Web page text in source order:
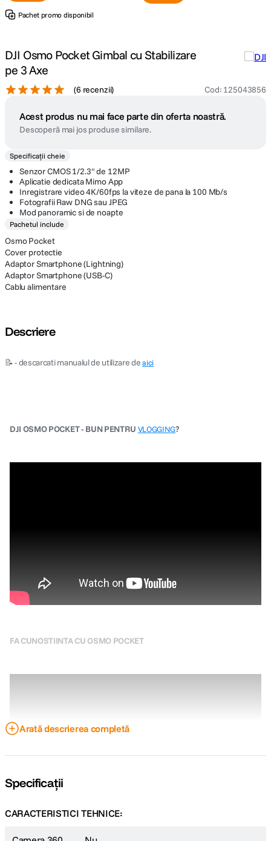
Pachet promo disponibil
DJI Osmo Pocket Gimbal cu Stabilizare
pe 3 Axe
(6 recenzii) Cod: 125043856
Acest produs nu mai face parte din oferta noastră.
Descoperă mai jos produse similare.
Specificații cheie
Senzor CMOS 1/2.3" de 12MP
Aplicatie dedicata Mimo App
Inregistrare video 4K/60fps la viteze de pana la 100 Mb/s
Fotografii Raw DNG sau JPEG
Mod panoramic si de noapte
Pachetul include
Osmo Pocket
Cover protectie
Adaptor Smartphone (Lightning)
Adaptor Smartphone (USB-C)
Cablu alimentare
Descriere
📝 - descarcati manualul de utilizare deaici
DJI OSMO POCKET - BUN PENTRU VLOGGING?
FA CUNOSTIINTA CU OSMO POCKET
Arată descrierea completă
Specificații
CARACTERISTICI TEHNICE: